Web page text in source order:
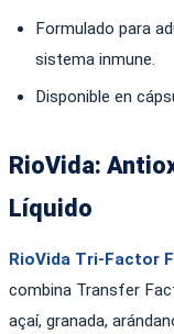
Formulado para
sistema inmune.
Disponible en
RioVida:
Líquido
RioVida Tri-Factor
combina Transfer
açaí, granada,